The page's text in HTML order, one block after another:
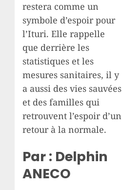
restera comme un
symbole d’espoir pour
l’Ituri. Elle rappelle
que derrière les
statistiques et les
mesures sanitaires, il y
a aussi des vies sauvées
et des familles qui
retrouvent l’espoir d’un
retour à la normale.
Par : Delphin
ANECO